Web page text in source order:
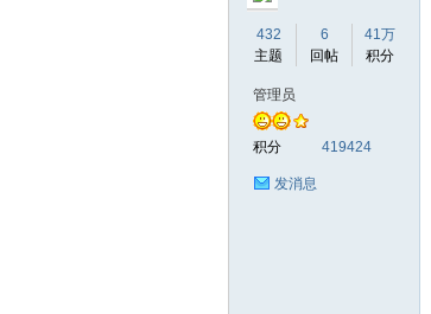
432
主题
6
回帖
41万
积分
管理员
积分 419424
发消息